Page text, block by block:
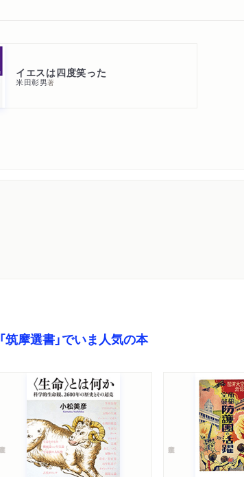
イエスは四度笑った
米田彰男著
「筑摩選書」でいま人気の本